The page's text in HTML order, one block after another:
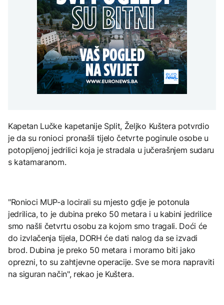
aktivan, gust dim
otežava gašenje iz zraka
AKTUELNO
Požar kod Konjica i dalje
aktivan, gust dim
otežava gašenje iz zraka
Grčka dronovima
kontrolisala više od 300
plaža zbog nelegalnog
zauzimanja obale
Španija postavila
ultimatum Italiji da ukine
granične kontrole
FOKUS
Amerikanci
upozoravaju: Putin bi
mogao testirati NATO
djece moraju platiti 942
miliona dolara
KULTURA
Rat i pijesak prijete
drevnim piramidama
Meroe u Sudanu
ZANIMLJIVOSTI
Rihanna radi na novom
albumu
Kapetan Lučke kapetanije Split, Željko Kuštera potvrdio
je da su ronioci pronašli tijelo četvrte poginule osobe u
potopljenoj jedrilici koja je stradala u jučerašnjem sudaru
s katamaranom.
"Ronioci MUP-a locirali su mjesto gdje je potonula
jedrilica, to je dubina preko 50 metara i u kabini jedrilice
smo našli četvrtu osobu za kojom smo tragali. Doći će
do izvlačenja tijela, DORH će dati nalog da se izvadi
brod. Dubina je preko 50 metara i moramo biti jako
oprezni, to su zahtjevne operacije. Sve se mora napraviti
na siguran način", rekao je Kuštera.